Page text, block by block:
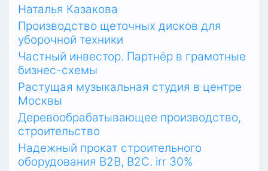
Наталья Казакова
Производство щеточных дисков для
уборочной техники
Частный инвестор. Партнёр в грамотные
бизнес-схемы
Растущая музыкальная студия в центре
Москвы
Деревообрабатывающее производство,
строительство
Надежный прокат строительного
оборудования В2В, В2С. irr 30%